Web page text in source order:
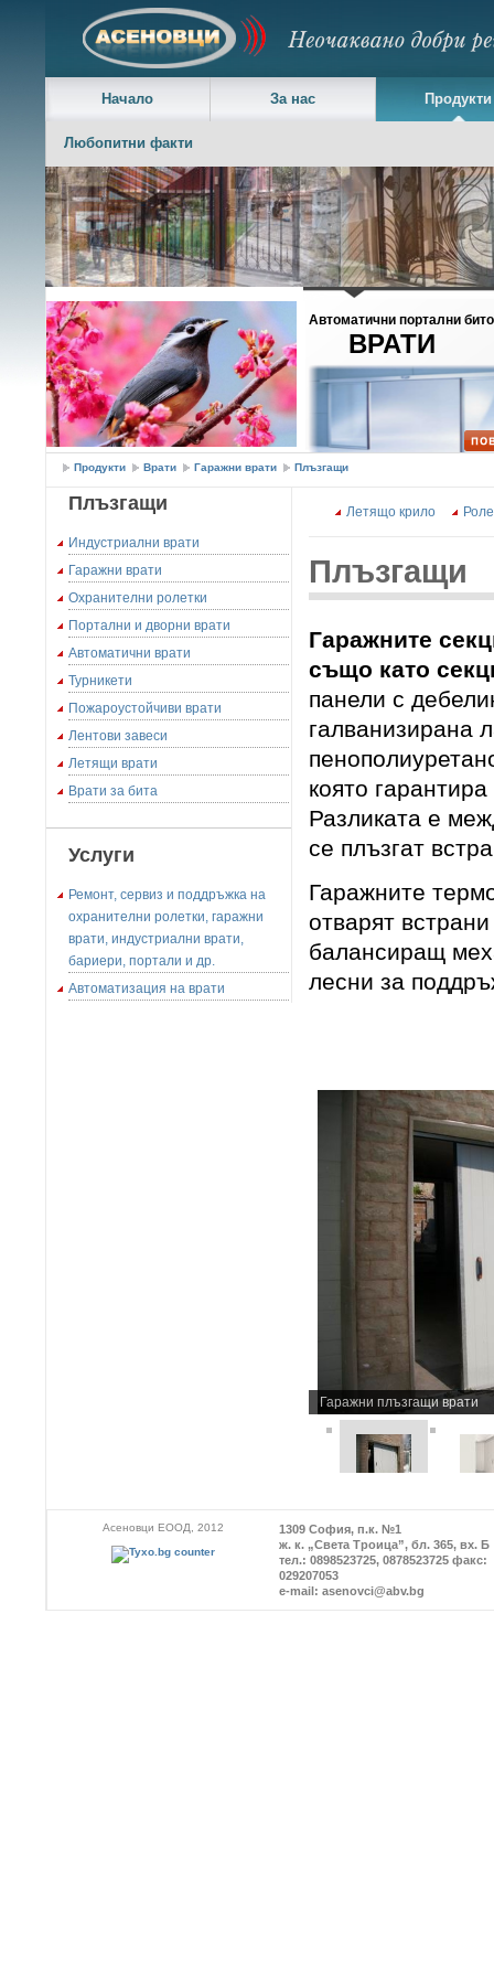
Начало За нас Продукти
Любопитни факти
Автоматични портални
ВРАТИ
Продукти Врати Гаражни врати Плъзгащи
Плъзгащи
Индустриални врати
Гаражни врати
Охранителни ролетки
Портални и дворни врати
Автоматични врати
Турникети
Пожароустойчиви врати
Лентови завеси
Летящи врати
Врати за бита
Услуги
Ремонт, сервиз и поддръжка на
охранителни ролетки, гаражни
врати, индустриални врати,
бариери, портали и др.
Автоматизация на врати
Летящо крило
Плъзгащи
Гаражните
също като
панели с
галванизирана
която
Разликата е
се плъзгат
Гаражните
отварят
балансиращ
лесни за
Гаражни плъзгащи врати
Асеновци ЕООД, 2012
1309 София, п.к. №1
ж. к. „Света Троица”, бл. 365, вх. Б
тел.: 0898523725, 0878523725 факс:
029207053
e-mail: asenovci@abv.bg